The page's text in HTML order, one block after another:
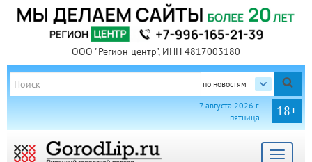
ООО "Регион центр", ИНН 4817003180
по новостям
18+
7 августа 2026 г.
пятница
Toggle